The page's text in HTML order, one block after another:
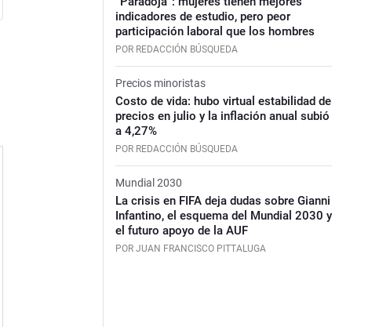
indicadores de estudio, pero peor
participación laboral que los hombres
POR REDACCIÓN BÚSQUEDA
Precios minoristas
Costo de vida: hubo virtual estabilidad de
precios en julio y la inflación anual subió
a 4,27%
POR REDACCIÓN BÚSQUEDA
Mundial 2030
La crisis en FIFA deja dudas sobre Gianni
Infantino, el esquema del Mundial 2030 y
el futuro apoyo de la AUF
POR JUAN FRANCISCO PITTALUGA